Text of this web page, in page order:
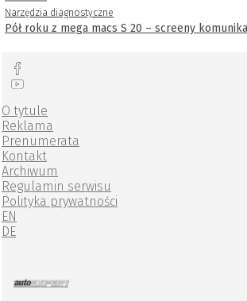
Narzędzia diagnostyczne
Pół roku z mega macs S 20 – screeny
O tytule
Reklama
Prenumerata
Kontakt
Archiwum
Regulamin serwisu
Polityka prywatności
EN
DE